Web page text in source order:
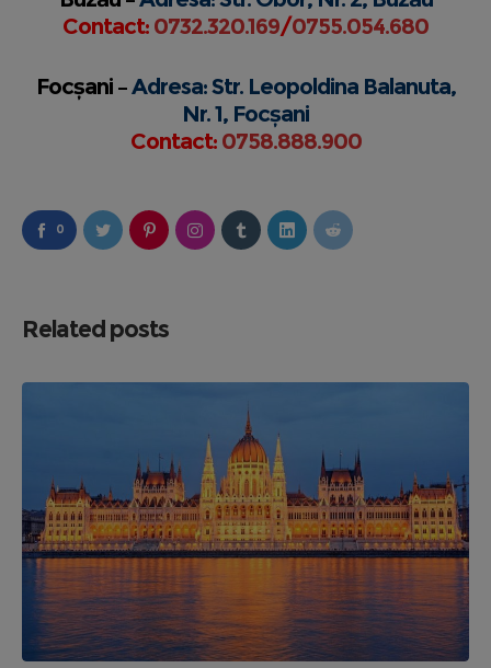
Contact: 0732.320.169/0755.054.680
Focșani –Adresa: Str. Leopoldina Balanuta,
Nr. 1, Focșani
Contact: 0758.888.900
0
Related posts